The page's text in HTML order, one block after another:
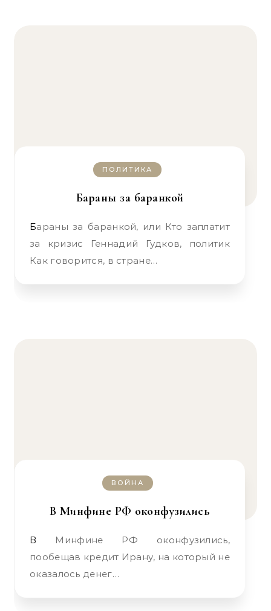
ПОЛИТИКА
Бараны за баранкой
Бараны за баранкой, или Кто заплатит
за кризис Геннадий Гудков, политик
Как говорится, в стране…
ВОЙНА
В Минфине РФ оконфузились
В Минфине РФ оконфузились,
пообещав кредит Ирану, на который не
оказалось денег…